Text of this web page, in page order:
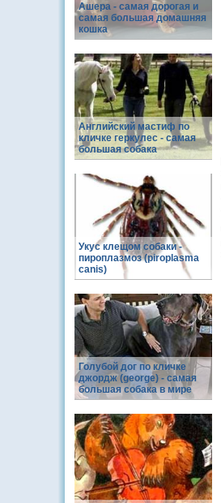
Ашера - самая дорогая и
самая большая домашняя
кошка
Английский мастиф по
кличке геркулес - самая
большая собака
Укус клещом собаки -
пироплазмоз (piroplasma
canis)
Голубой дог по кличке
джордж (george) - самая
большая собака в мире